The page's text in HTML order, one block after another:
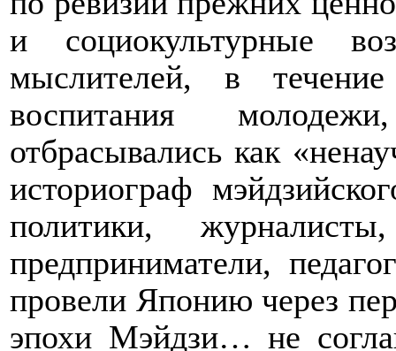
и социокультурные
мыслителей, в
воспитания
отбрасывались как
историограф
политики,
предприниматели,
провели Японию через
эпохи Мэйдзи… не